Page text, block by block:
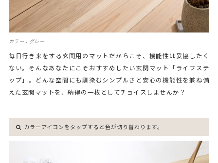
カラー：グレー
毎日行き来をする玄関用のマットだからこそ、機能性は妥協したく
ない。そんなあなたにこそおすすめしたい玄関マット「ライフステ
ップ」。どんな空間にも馴染むシンプルさと安心の機能性を兼ね備
えた玄関マットを、納得の一枚としてチョイスしませんか？
カラーアイコンをタップすると色が切り替わります。